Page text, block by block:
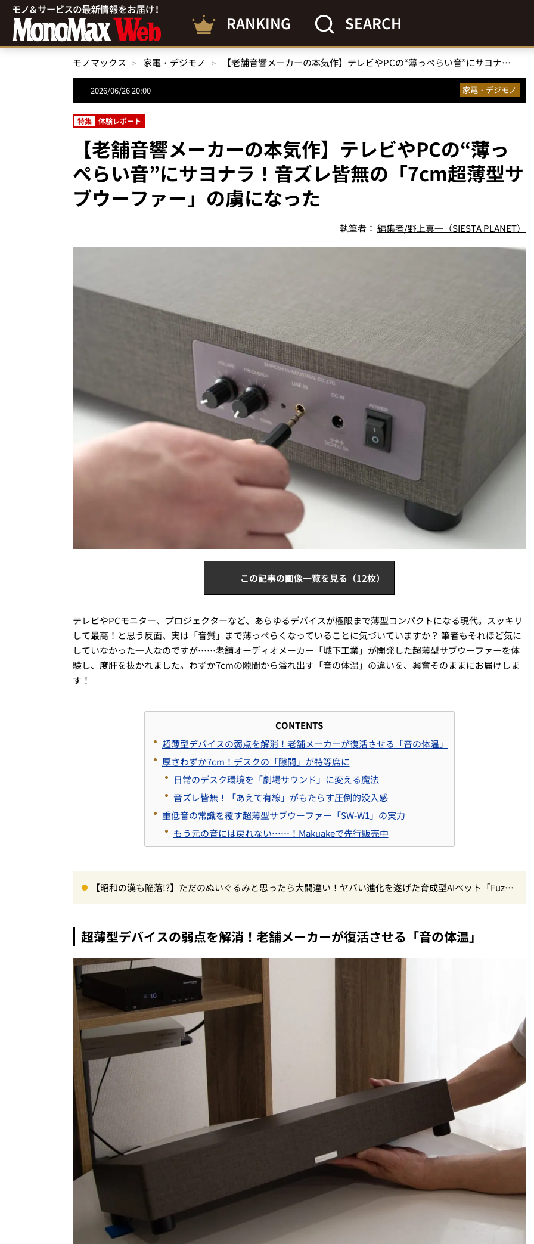
RANKING SEARCH
モノマックス 家電・デジモノ 【老舗音響メーカーの本気作】テレビやPCの“薄っぺらい音”にサヨナラ！音ズレ皆無の「7cm超薄型サブウーファー」の虜になった
2026/06/26 20:00 家電・デジモノ
特集 体験レポート
【老舗音響メーカーの本気作】テレビやPCの“薄っ
ぺらい音”にサヨナラ！音ズレ皆無の「7cm超薄型サ
ブウーファー」の虜になった
執筆者： 編集者/野上真一（SIESTA PLANET）
この記事の画像一覧を見る（12枚）
テレビやPCモニター、プロジェクターなど、あらゆるデバイスが極限まで薄型コンパクトになる現代。スッキリ
して最高！と思う反面、実は「音質」まで薄っぺらくなっていることに気づいていますか？ 筆者もそれほど気に
していなかった一人なのですが……老舗オーディオメーカー「城下工業」が開発した超薄型サブウーファーを体
験し、度肝を抜かれました。わずか7cmの隙間から溢れ出す「音の体温」の違いを、興奮そのままにお届けしま
す！
CONTENTS
超薄型デバイスの弱点を解消！老舗メーカーが復活させる「音の体温」
厚さわずか7cm！デスクの「隙間」が特等席に
日常のデスク環境を「劇場サウンド」に変える魔法
音ズレ皆無！「あえて有線」がもたらす圧倒的没入感
重低音の常識を覆す超薄型サブウーファー「SW-W1」の実力
もう元の音には戻れない……！Makuakeで先行販売中
【昭和の漢も陥落!?】ただのぬいぐるみと思ったら大間違い！ヤバい進化を遂げた育成型AIペット「Fuzoz
超薄型デバイスの弱点を解消！老舗メーカーが復活させる「音の体温」